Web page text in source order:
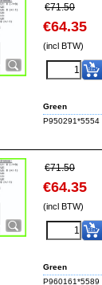
€71.50
€64.35
(incl BTW)
Green
P950291*5554
€71.50
€64.35
(incl BTW)
Green
P960161*5589